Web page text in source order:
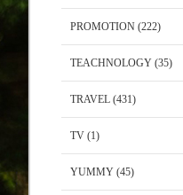
PROMOTION(222)
TEACHNOLOGY(35)
TRAVEL(431)
TV(1)
YUMMY(45)